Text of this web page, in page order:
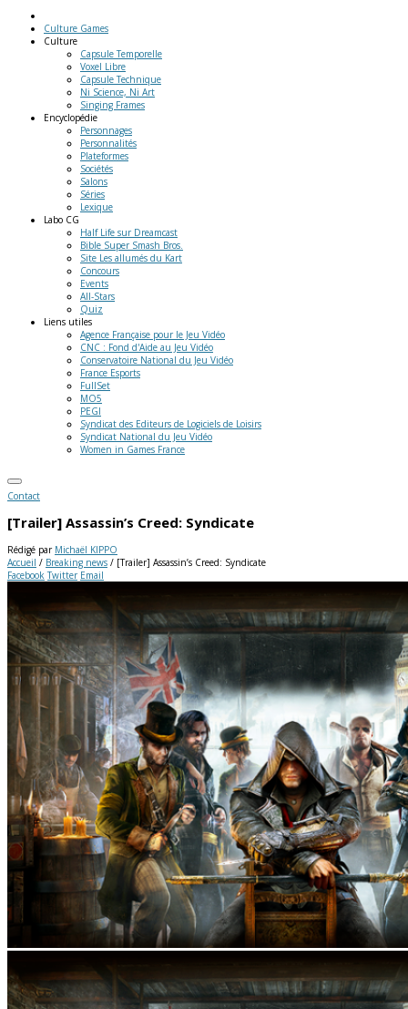
Culture Games
Culture
Capsule Temporelle
Voxel Libre
Capsule Technique
Ni Science, Ni Art
Singing Frames
Encyclopédie
Personnages
Personnalités
Plateformes
Sociétés
Salons
Séries
Lexique
Labo CG
Half Life sur Dreamcast
Bible Super Smash Bros.
Site Les allumés du Kart
Concours
Events
All-Stars
Quiz
Liens utiles
Agence Française pour le Jeu Vidéo
CNC : Fond d'Aide au Jeu Vidéo
Conservatoire National du Jeu Vidéo
France Esports
FullSet
MO5
PEGI
Syndicat des Editeurs de Logiciels de Loisirs
Syndicat National du Jeu Vidéo
Women in Games France
Contact
[Trailer] Assassin’s Creed: Syndicate
Rédigé par Michaël KIPPO
Accueil / Breaking news / [Trailer] Assassin’s Creed: Syndicate
Facebook Twitter Email